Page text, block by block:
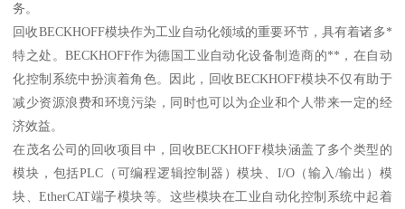
务。
回收BECKHOFF模块作为工业自动化领域的重要环节，具有着诸多*
特之处。BECKHOFF作为德国工业自动化设备制造商的**，在自动
化控制系统中扮演着角色。因此，回收BECKHOFF模块不仅有助于
减少资源浪费和环境污染，同时也可以为企业和个人带来一定的经
济效益。
在茂名公司的回收项目中，回收BECKHOFF模块涵盖了多个类型的
模块，包括PLC（可编程逻辑控制器）模块、I/O（输入/输出）模
块、EtherCAT端子模块等。这些模块在工业自动化控制系统中起着